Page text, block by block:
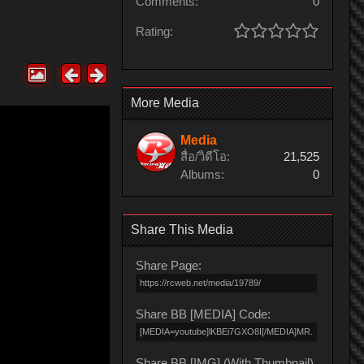
Rating:
More Media
Media
สื่อ/วิดีโอ:
21,525
Albums:
0
Share This Media
Share Page:
Share BB [MEDIA] Code: